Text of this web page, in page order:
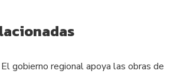
El gobierno regional apoya las obras de